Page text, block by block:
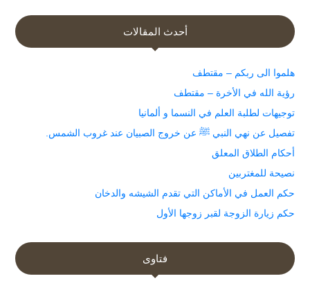
أحدث المقالات
هلموا الى ربكم – مقتطف
رؤية الله في الأخرة – مقتطف
توجيهات لطلبة العلم في النسما و ألمانيا
تفصيل عن نهي النبي ﷺ عن خروج الصبيان عند غروب الشمس.
أحكام الطلاق المعلق
نصيحة للمغتربين
حكم العمل في الأماكن التي تقدم الشيشه والدخان
حكم زيارة الزوجة لقبر زوجها الأول
فتاوى